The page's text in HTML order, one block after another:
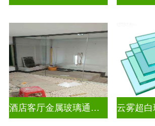
酒店客厅金属玻璃通花格栅入户玄关隔断